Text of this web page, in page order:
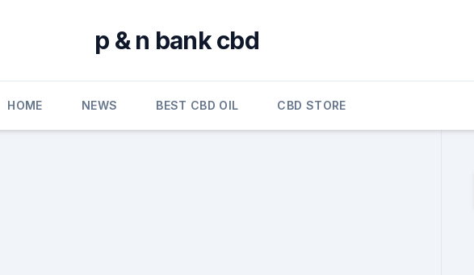
p & n bank cbd
HOME NEWS BEST CBD OIL CBD STORE